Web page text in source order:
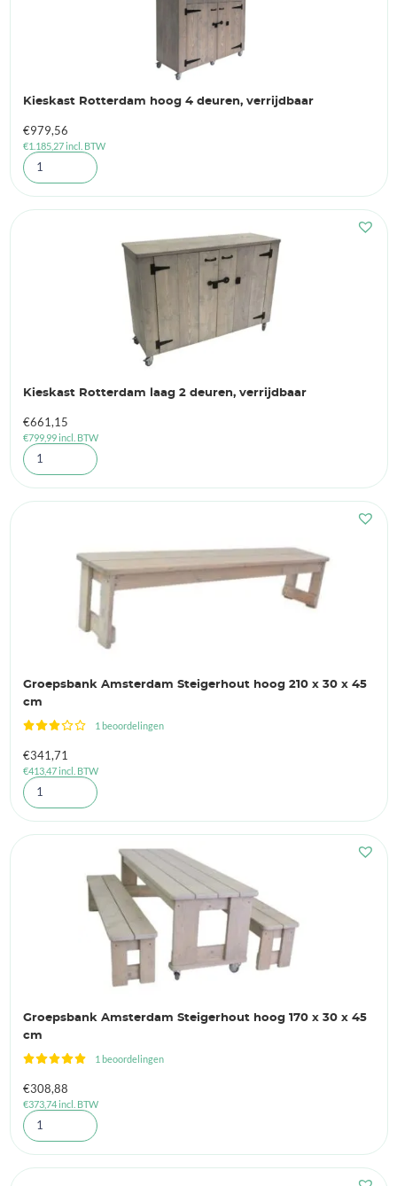
Kieskast Rotterdam hoog 4 deuren, verrijdbaar
€979,56
€1.185,27incl. BTW
Kieskast Rotterdam laag 2 deuren, verrijdbaar
€661,15
€799,99incl. BTW
Groepsbank Amsterdam Steigerhout hoog 210 x 30 x 45
cm
1 beoordelingen
€341,71
€413,47incl. BTW
Groepsbank Amsterdam Steigerhout hoog 170 x 30 x 45
cm
1 beoordelingen
€308,88
€373,74incl. BTW